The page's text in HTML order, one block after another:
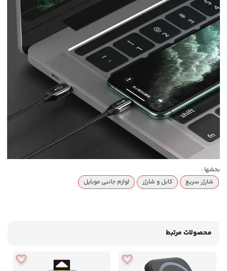
بخشها :
شارژر سریع
کابل و شارژر لوازم جانبی موبایل
محصولات مرتبط